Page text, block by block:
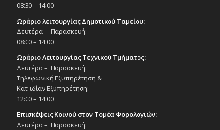
08:30 – 14:00
Ωράριο λειτουργίας Δημοτικού Ταμείου:
Δευτέρα – Παρασκευή:
08:00 – 14:00
Ωράριο Λειτουργίας Τεχνικού Τμήματος:
Δευτέρα – Παρασκευή:
Τηλεφωνική Εξυπηρέτηση &
Κατ’ ιδίαν Εξυπηρέτηση:
12:00 – 14:00
Επισκέψεις Κοινού στον Τομέα Φορολογιών:
Δευτέρα – Παρασκευή: